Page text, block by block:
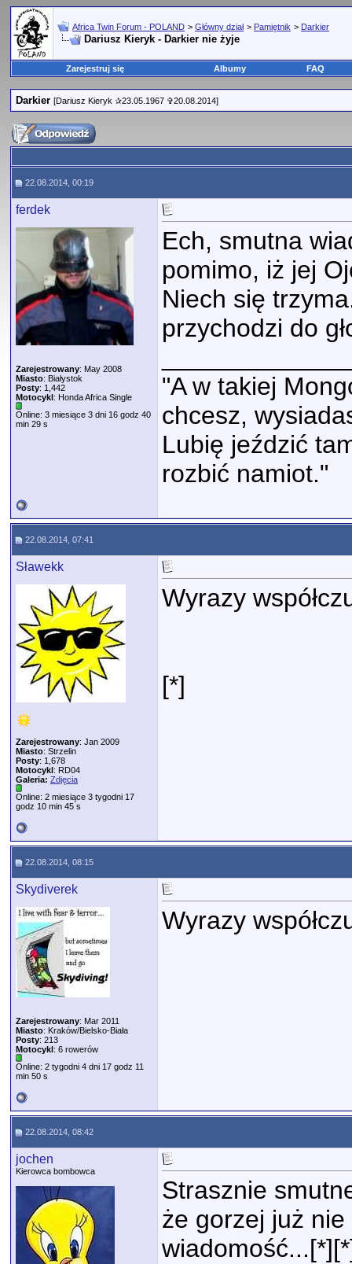
Africa Twin Forum - POLAND > Główny dział > Pamiętnik > Darkier
Dariusz Kieryk - Darkier nie żyje
Zarejestruj się Albumy FAQ
Darkier [Dariusz Kieryk ✰23.05.1967 ✞20.08.2014]
22.08.2014, 00:19
ferdek
Zarejestrowany: May 2008
Miasto: Białystok
Posty: 1,442
Motocykl: Honda Africa Single
Online: 3 miesiące 3 dni 16 godz 40
min 29 s
Ech, smutna
pomimo, iż jej
Niech się
przychodzi do
"A w takiej
chcesz,
Lubię jeździć
rozbić namiot."
22.08.2014, 07:41
Sławekk
Zarejestrowany: Jan 2009
Miasto: Strzelin
Posty: 1,678
Motocykl: RD04
Galeria: Zdjęcia
Online: 2 miesiące 3 tygodni 17
godz 10 min 45 s
Wyrazy
[*]
22.08.2014, 08:15
Skydiverek
Zarejestrowany: Mar 2011
Miasto: Kraków/Bielsko-Biała
Posty: 213
Motocykl: 6 rowerów
Online: 2 tygodni 4 dni 17 godz 11
min 50 s
Wyrazy
22.08.2014, 08:42
jochen
Kierowca bombowca
Strasznie
że gorzej już